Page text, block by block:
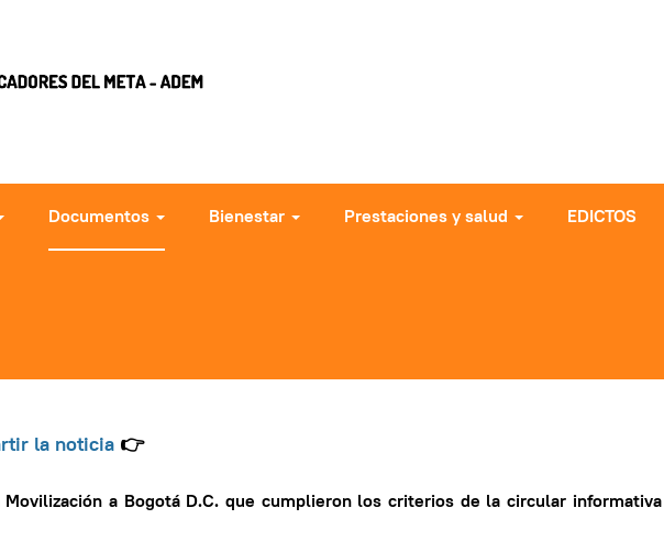
Documentos Bienestar Prestaciones y salud EDICTOS
la noticia 👉
a Bogotá D.C. que cumplieron los criterios de la circular informativa